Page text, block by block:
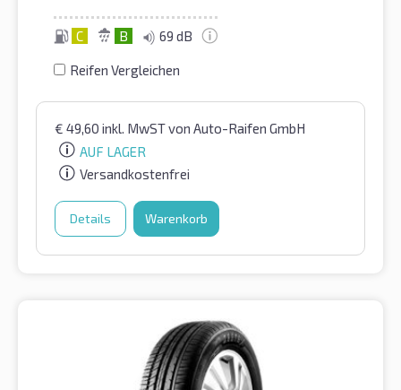
C B 69 dB
Reifen Vergleichen
€ 49,60 inkl. MwSTvon Auto-Raifen GmbH
AUF LAGER
Versandkostenfrei
Details Warenkorb